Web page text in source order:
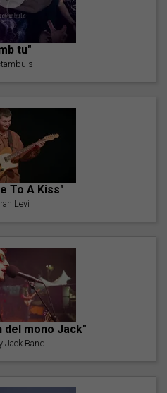
tu"
To A Kiss"
Levi
del mono Jack"
Jack Band